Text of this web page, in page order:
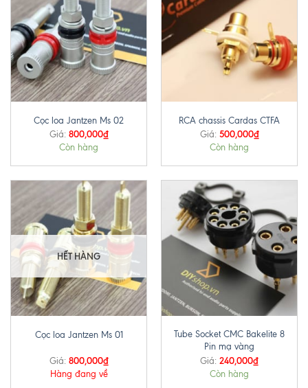
Cọc loa Jantzen Ms 02
Giá: 800,000₫
Còn hàng
RCA chassis Cardas CTFA
Giá: 500,000₫
Còn hàng
HẾT HÀNG
Cọc loa Jantzen Ms 01
Giá: 800,000₫
Hàng đang về
Tube Socket CMC Bakelite 8
Pin mạ vàng
Giá: 240,000₫
Còn hàng